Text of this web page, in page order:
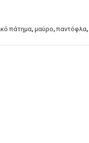
πάτημα, μαύρο,παντόφλα,